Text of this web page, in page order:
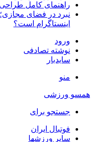
راهنمای کامل
نبرد در فضای
اینستاگرام است؟
ورود
نوشته تصادفی
سایدبار
منو
همسو ورزشی
جستجو برای
فوتبال ایران
سایر ورزشها